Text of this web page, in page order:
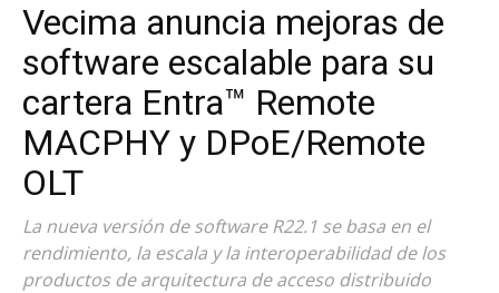
Vecima anuncia mejoras de
software escalable para su
cartera Entra™ Remote
MACPHY y DPoE/Remote
OLT
La nueva versión de software R22.1 se basa en el
rendimiento, la escala y la interoperabilidad de los
productos de arquitectura de acceso distribuido